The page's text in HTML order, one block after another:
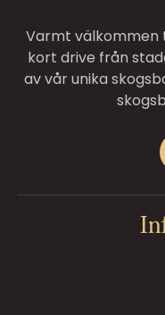
Varmt välkommen
kort drive från
av vår unika